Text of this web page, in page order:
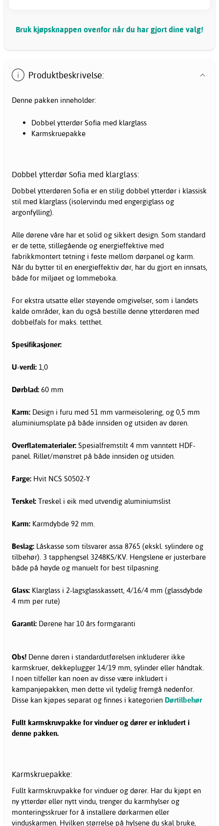
Bruk kjøpsknappen ovenfor når du har gjort dine valg!
Produktbeskrivelse:
Denne pakken inneholder:
Dobbel ytterdør Sofia med klarglass
Karmskruepakke
Dobbel ytterdør Sofia med klarglass:
Dobbel ytterdøren Sofia er en stilig dobbel ytterdør i klassisk
stil med klarglass (isolervindu med engergiglass og
argonfylling).
Alle dørene våre har et solid og sikkert design. Som standard
er de tette, stillegående og energieffektive med
fabrikkmontert tetning i feste mellom dørpanel og karm.
Når du bytter til en energieffektiv dør, har du gjort en innsats,
både for miljøet og lommeboka.
For ekstra utsatte eller støyende omgivelser, som i landets
kalde områder, kan du også bestille denne ytterdøren med
dobbelfals for maks. tetthet.
Spesifikasjoner:
U-verdi: 1,0
Dørblad: 60 mm
Karm: Design i furu med 51 mm varmeisolering, og 0,5 mm
aluminiumsplate på både innsiden og utsiden av døren.
Overflatematerialer: Spesialfremstilt 4 mm vanntett HDF-
panel. Rillet/mønstret på både innsiden og utsiden.
Farge: Hvit NCS S0502-Y
Terskel: Treskel i eik med utvendig aluminiumslist
Karm: Karmdybde 92 mm.
Beslag: Låskasse som tilsvarer assa 8765 (ekskl. sylindere og
tilbehør). 3 tapphengsel 3248KS/KV. Hengslene er justerbare
både på høyde og manuelt for best tilpasning.
Glass: Klarglass i 2-lagsglasskassett, 4/16/4 mm (glassdybde
4 mm per rute)
Garanti: Dørene har 10 års formgaranti
Obs! Denne døren i standardutførelsen inkluderer ikke
karmskruer, dekkeplugger 14/19 mm, sylinder eller håndtak.
I noen tilfeller kan noen av disse være inkludert i
kampanjepakken, men dette vil tydelig fremgå nedenfor.
Disse kan kjøpes separat og finnes i kategorien Dørtilbehør
Fullt karmskruvpakke for vinduer og dører er inkludert i
denne pakken.
Karmskruepakke:
Fullt karmskruvpakke for vinduer og dører. Har du kjøpt en
ny ytterdør eller nytt vindu, trenger du karmhylser og
monteringsskruer for å installere dørkarmen eller
vinduskarmen. Hvilken størrelse på hylsene du skal bruke,